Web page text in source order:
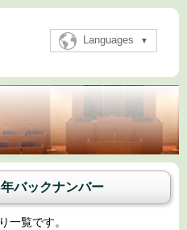
Languages
バックナンバー
一覧です。